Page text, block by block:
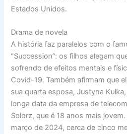
Estados Unidos.
Drama de novela
A história faz paralelos com o
“Succession”: os filhos alegam
sofrendo de efeitos mentais e
Covid-19. Também afirmam que
sua quarta esposa, Justyna
longa data da empresa de
Solorz, que é 18 anos mais
março de 2024, cerca de cinco